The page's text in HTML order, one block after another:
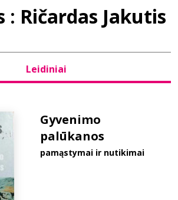
Ričardas Jakutis
Leidiniai
Gyvenimo
palūkanos
pamąstymai ir nutikimai